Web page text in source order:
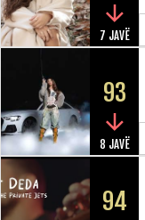
7 JAVË
93
8 JAVË
94